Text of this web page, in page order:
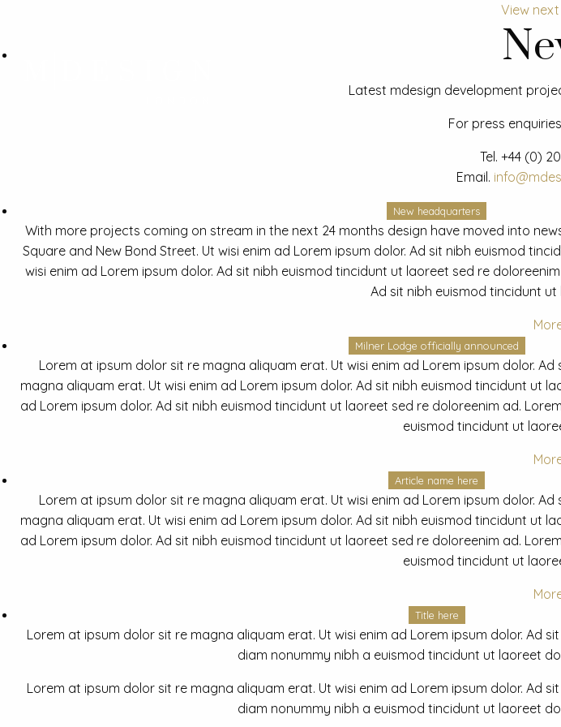
View
Latest mdesign development
For press
Tel. +44 (0)
Email.
New headquarters
With more projects coming on stream in the next 24 months design have moved into
Square and New Bond Street. Ut wisi enim ad Lorem ipsum dolor. Ad sit nibh euismod
wisi enim ad Lorem ipsum dolor. Ad sit nibh euismod tincidunt ut laoreet sed re
Ad sit nibh euismod tincidunt
Milner Lodge officially announced
Lorem at ipsum dolor sit re magna aliquam erat. Ut wisi enim ad Lorem ipsum dolor.
magna aliquam erat. Ut wisi enim ad Lorem ipsum dolor. Ad sit nibh euismod tincidunt ut
ad Lorem ipsum dolor. Ad sit nibh euismod tincidunt ut laoreet sed re doloreenim ad.
euismod tincidunt ut
Article name here
Lorem at ipsum dolor sit re magna aliquam erat. Ut wisi enim ad Lorem ipsum dolor.
magna aliquam erat. Ut wisi enim ad Lorem ipsum dolor. Ad sit nibh euismod tincidunt ut
ad Lorem ipsum dolor. Ad sit nibh euismod tincidunt ut laoreet sed re doloreenim ad.
euismod tincidunt ut
Title here
Lorem at ipsum dolor sit re magna aliquam erat. Ut wisi enim ad Lorem ipsum dolor. Ad
diam nonummy nibh a euismod tincidunt ut laoreet
Lorem at ipsum dolor sit re magna aliquam erat. Ut wisi enim ad Lorem ipsum dolor. Ad
diam nonummy nibh a euismod tincidunt ut laoreet